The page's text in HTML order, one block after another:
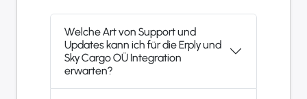
Welche Art von Support und
Updates kann ich für die Erply und
Sky Cargo OÜ Integration
erwarten?